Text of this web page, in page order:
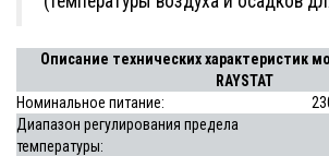
Описание технических характеристик
RAYSTAT
Номинальное питание:
Диапазон регулирования предела
температуры: